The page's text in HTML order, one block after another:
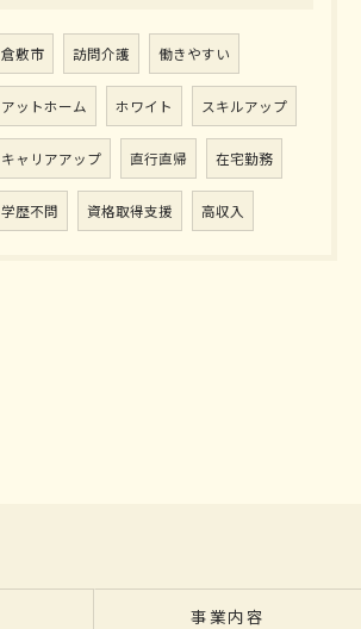
倉敷市 訪問介護 働きやすい
アットホーム ホワイト スキルアップ
キャリアアップ 直行直帰 在宅勤務
学歴不問 資格取得支援 高収入
事業内容